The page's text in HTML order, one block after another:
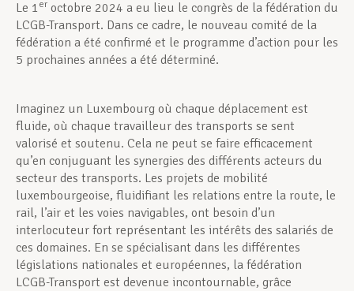
Le 1 er octobre 2024 a eu lieu le congrès de la fédération du
LCGB-Transport. Dans ce cadre, le nouveau comité de la
fédération a été confirmé et le programme d’action pour les
5 prochaines années a été déterminé.
Imaginez un Luxembourg où chaque déplacement est
fluide, où chaque travailleur des transports se sent
valorisé et soutenu. Cela ne peut se faire efficacement
qu’en conjuguant les synergies des différents acteurs du
secteur des transports. Les projets de mobilité
luxembourgeoise, fluidifiant les relations entre la route, le
rail, l’air et les voies navigables, ont besoin d’un
interlocuteur fort représentant les intérêts des salariés de
ces domaines. En se spécialisant dans les différentes
législations nationales et européennes, la fédération
LCGB-Transport est devenue incontournable, grâce